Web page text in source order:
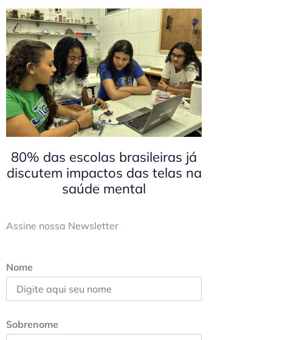
80% das escolas brasileiras já
discutem impactos das telas na
saúde mental
Assine nossa Newsletter
Nome
Sobrenome